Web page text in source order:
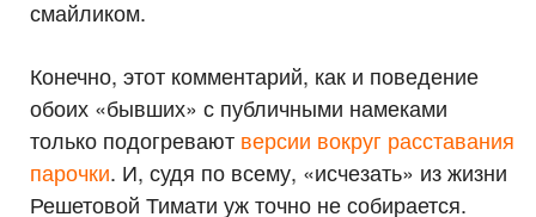
смайликом.
Конечно, этот комментарий, как и поведение
обоих «бывших» с публичными намеками
только подогревают версии вокруг расставания
парочки. И, судя по всему, «исчезать» из жизни
Решетовой Тимати уж точно не собирается.